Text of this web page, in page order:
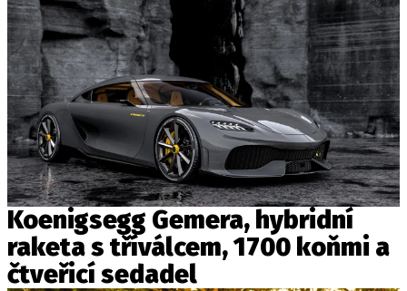
Koenigsegg Gemera, hybridní
raketa s tříválcem, 1700 koňmi a
čtveřicí sedadel